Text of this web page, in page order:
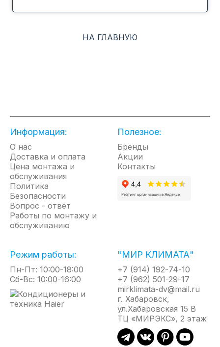
нового национального стандарта ГОСТ 32512-
двигателей с увеличенным сроком наработки на
отказ (не менее 25 000 ч.) и теплообменника от
одной из ведущих европейских компаний,
выдерживающего давление до 16 атм. при
температуре теплоносителя до 150 °С. Цельное
сопло без «мертвых» зон формирует сплошной
воздушный поток по всей длине завесы для
надежного перекрытия проема. Водяные
завесы Ballu позволяют значительно сократить
тепловые потери через открытые двери и
проемы, а также обеспечивают эффективный
завесы не создают нагрузку на электросеть
здания, т.к. обогрев производится за счет
нагретого теплоносителя.
Применение
Ворота и рольставни цехов, ангаров, гаражей,
складов, выставочных залов.
НА ГЛАВНУЮ
Информация:
О нас
Доставка и оплата
Цена монтажа и
обслуживания
Политика
Безопасности
Вопрос - ответ
Работы по монтажу и
обслуживанию
Полезное:
Бренды
Акции
Контакты
Режим работы:
Пн-Пт: 10:00-18:00
Сб-Вс: 10:00-16:00
"МИР КЛИМАТА"
+7 (914) 192-74-10
+7 (962) 501-29-17
mirklimata-dv@mail.ru
г. Хабаровск,
ул.Хабаровская 15 В
ТЦ «МИРЭКС», 2 этаж